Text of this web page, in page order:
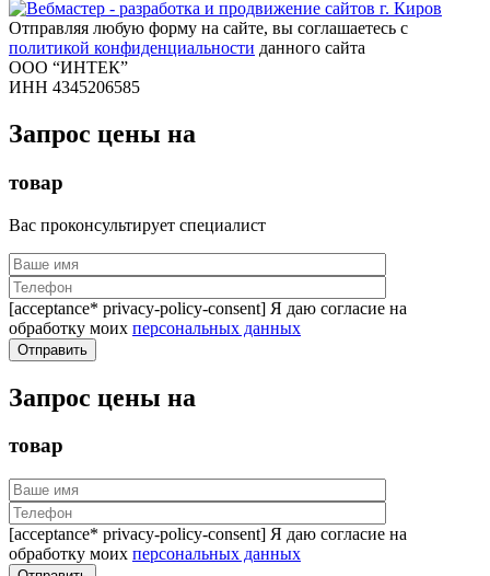
Отправляя любую форму на сайте, вы соглашаетесь с
политикой конфиденциальности данного сайта
ООО “ИНТЕК”
ИНН 4345206585
Запрос цены на
товар
Вас проконсультирует специалист
[acceptance* privacy-policy-consent] Я даю согласие на
обработку моих персональных данных
Запрос цены на
товар
[acceptance* privacy-policy-consent] Я даю согласие на
обработку моих персональных данных